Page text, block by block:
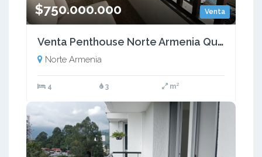
Venta
$750.000.000
Venta Penthouse Norte Armenia Quindio COD: 8222782
Norte Armenia
4 3 m²